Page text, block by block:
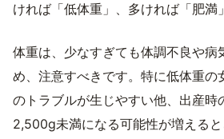
ければ「低体重」、多ければ「肥満
体重は、少なすぎても体調不良や病
め、注意すべきです。特に低体重の
のトラブルが生じやすい他、出産時
2,500g未満になる可能性が増える